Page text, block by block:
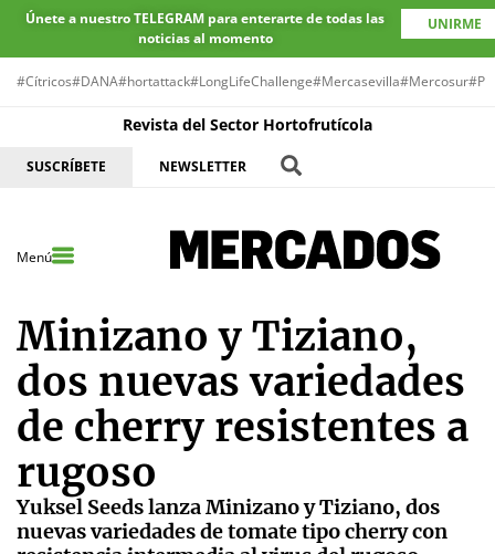
Únete a nuestro TELEGRAM para enterarte de todas las
noticias al momento
UNIRME
#Cítricos#DANA#hortattack#LongLifeChallenge#Mercasevilla#Mercosur
Revista del Sector Hortofrutícola
SUSCRÍBETE NEWSLETTER
Menú
Minizano y Tiziano,
dos nuevas variedades
de cherry resistentes a
rugoso
Yuksel Seeds lanza Minizano y Tiziano, dos
nuevas variedades de tomate tipo cherry con